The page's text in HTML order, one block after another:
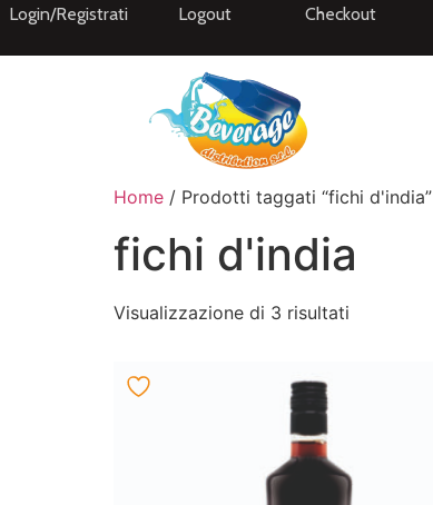
Login/Registrati Logout Checkout
Home / Prodotti taggati “fichi d'india”
fichi d'india
Visualizzazione di 3 risultati